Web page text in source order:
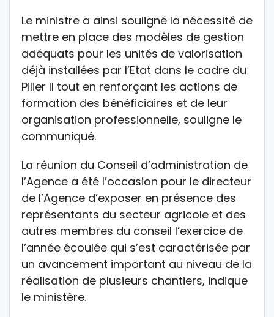
Le ministre a ainsi souligné la nécessité de
mettre en place des modèles de gestion
adéquats pour les unités de valorisation
déjà installées par l’Etat dans le cadre du
Pilier II tout en renforçant les actions de
formation des bénéficiaires et de leur
organisation professionnelle, souligne le
communiqué.
La réunion du Conseil d’administration de
l’Agence a été l’occasion pour le directeur
de l’Agence d’exposer en présence des
représentants du secteur agricole et des
autres membres du conseil l’exercice de
l’année écoulée qui s’est caractérisée par
un avancement important au niveau de la
réalisation de plusieurs chantiers, indique
le ministère.